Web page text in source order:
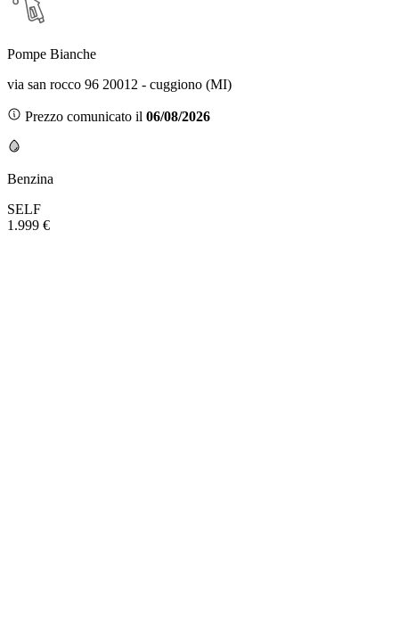
Pompe Bianche
via san rocco 96 20012 - cuggiono (MI)
Prezzo comunicato il 06/08/2026
Benzina
SELF
1.999 €